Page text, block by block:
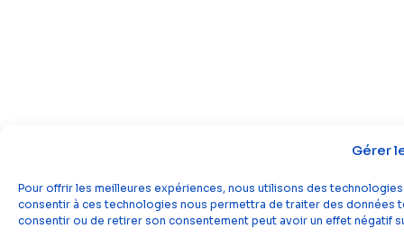
Gérer
Pour offrir les meilleures expériences, nous utilisons des
consentir à ces technologies nous permettra de traiter des données
consentir ou de retirer son consentement peut avoir un effet négatif